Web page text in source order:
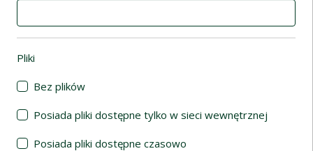
Pliki
Bez plików
Posiada pliki dostępne tylko w sieci wewnętrznej
Posiada pliki dostępne czasowo